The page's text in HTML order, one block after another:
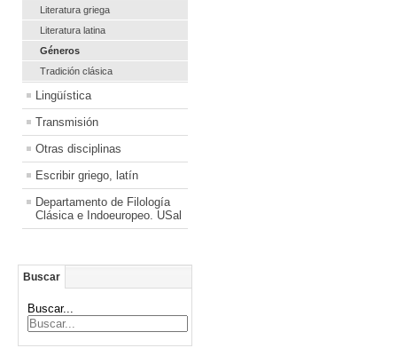
Literatura griega
Literatura latina
Géneros
Tradición clásica
Lingüística
Transmisión
Otras disciplinas
Escribir griego, latín
Departamento de Filología
Clásica e Indoeuropeo. USal
Buscar
Buscar...